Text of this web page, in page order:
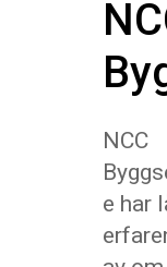
NCC
e har